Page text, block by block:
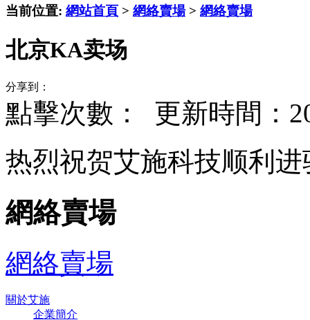
当前位置: 網站首頁 > 網絡賣場> 網絡賣場
北京KA卖场
分享到：
點擊次數：
更新時間：
热烈祝贺艾施科技顺利
網絡賣場
網絡賣場
關於艾施
企業簡介